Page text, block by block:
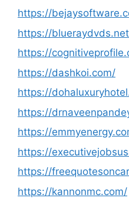
https://
https://
https://
https://dashkoi.com/
https://
https://
https://
https://
https://
https://kannonmc.com/